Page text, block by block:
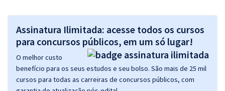
Assinatura Ilimitada: acesse todos os cursos
para concursos públicos, em um só lugar!
O melhor custo
benefício para os seus estudos e seu bolso. São mais de 25 mil
cursos para todas as carreiras de concursos públicos, com